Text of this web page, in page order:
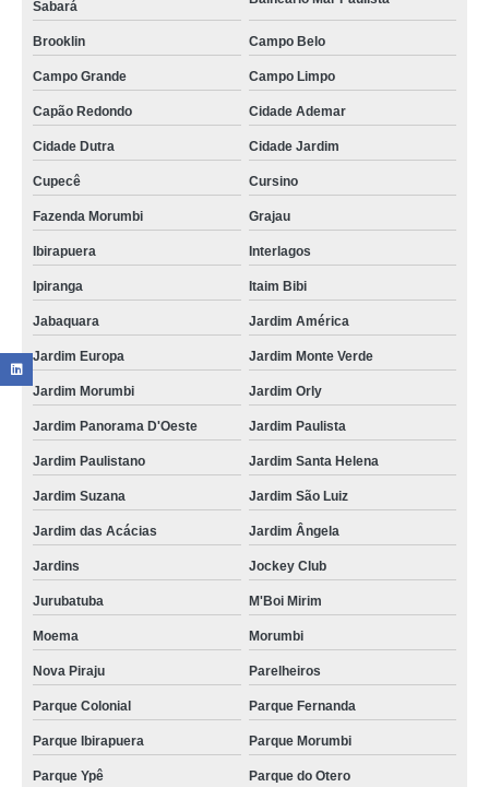
Sabará
Brooklin Campo Belo
Campo Grande Campo Limpo
Capão Redondo Cidade Ademar
Cidade Dutra Cidade Jardim
Cupecê Cursino
Fazenda Morumbi Grajau
Ibirapuera Interlagos
Ipiranga Itaim Bibi
Jabaquara Jardim América
Jardim Europa Jardim Monte Verde
Jardim Morumbi Jardim Orly
Jardim Panorama D'Oeste Jardim Paulista
Jardim Paulistano Jardim Santa Helena
Jardim Suzana Jardim São Luiz
Jardim das Acácias Jardim Ângela
Jardins Jockey Club
Jurubatuba M'Boi Mirim
Moema Morumbi
Nova Piraju Parelheiros
Parque Colonial Parque Fernanda
Parque Ibirapuera Parque Morumbi
Parque Ypê Parque do Otero